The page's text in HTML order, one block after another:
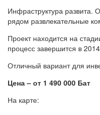
Инфраструктура развита.
рядом развлекательные
Проект находится на
процесс завершится в
Отличный вариант для
Цена – от 1 490 000 Бат
На карте: